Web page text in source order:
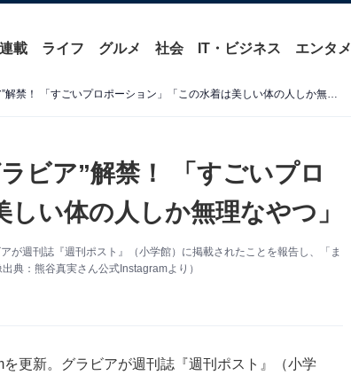
連載 ライフ グルメ 社会 IT・ビジネス エンタメ
熊谷真実、63歳の“袋とじグラビア”解禁！ 「すごいプロポーション」「この水着は美しい体の人しか無理なやつ」
ビア”解禁！ 「すごいプロ
い体の人しか無理なやつ」
週刊誌『週刊ポスト』（小学館）に掲載されたことを報告し、「ま
典：熊谷真実さん公式Instagramより）
更新。グラビアが週刊誌『週刊ポスト』（小学